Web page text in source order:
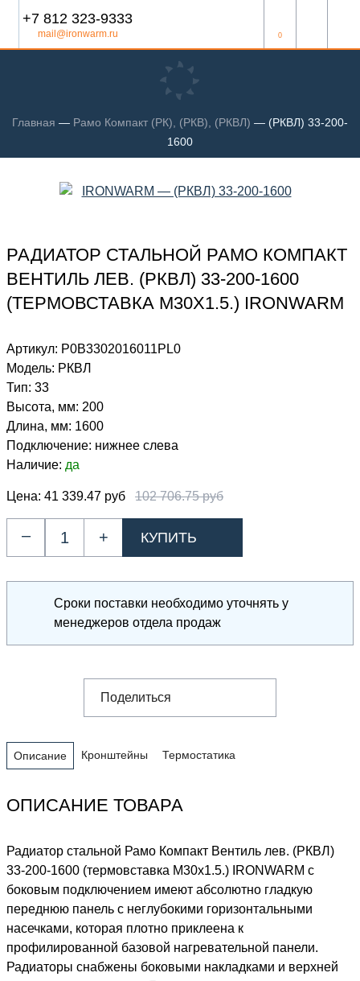
+7 812 323-9333
mail@ironwarm.ru 0
Главная — Рамо Компакт (РК), (РКВ), (РКВЛ) — (РКВЛ) 33-200-
1600
РАДИАТОР СТАЛЬНОЙ РАМО КОМПАКТ
ВЕНТИЛЬ ЛЕВ. (РКВЛ) 33-200-1600
(ТЕРМОВСТАВКА М30Х1.5.) IRONWARM
Артикул: Р0В3302016011PL0
Модель: РКВЛ
Тип: 33
Высота, мм: 200
Длина, мм: 1600
Подключение: нижнее слева
Наличие: да
Цена: 41 339.47 руб 102 706.75 руб
– +
Сроки поставки необходимо уточнять у
менеджеров отдела продаж
Поделиться
Описание Кронштейны Термостатика
ОПИСАНИЕ ТОВАРА
Радиатор стальной Рамо Компакт Вентиль лев. (РКВЛ)
33-200-1600 (термовставка М30х1.5.) IRONWARM с
боковым подключением имеют абсолютно гладкую
переднюю панель с неглубокими горизонтальными
насечками, которая плотно приклеена к
профилированной базовой нагревательной панели.
Радиаторы снабжены боковыми накладками и верхней